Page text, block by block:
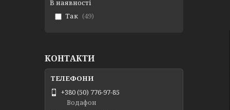
В наявності
Так
49
КОНТАКТИ
+380 (50) 776-97-85
Водафон